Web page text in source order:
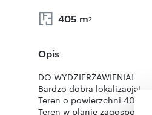
405 m2
Opis
DO WYDZIERŻAWIENIA!
Bardzo dobra lokalizacja!
Teren o powierzchni
Teren w planie